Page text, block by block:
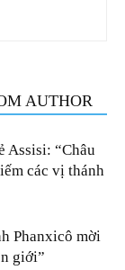
AUTHOR
Assisi: “Châu
các vị thánh
Phanxicô mời
giới”